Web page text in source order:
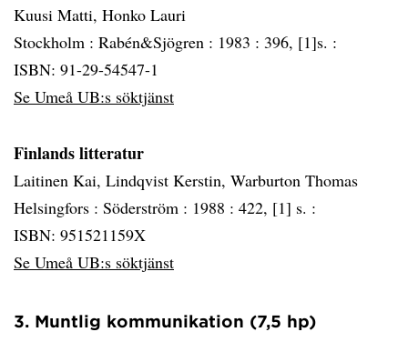
Kuusi Matti, Honko Lauri
Stockholm : Rabén&Sjögren : 1983 : 396, [1]s. :
ISBN: 91-29-54547-1
Se Umeå UB:s söktjänst
Finlands litteratur
Laitinen Kai, Lindqvist Kerstin, Warburton Thomas
Helsingfors : Söderström : 1988 : 422, [1] s. :
ISBN: 951521159X
Se Umeå UB:s söktjänst
3. Muntlig kommunikation (7,5 hp)